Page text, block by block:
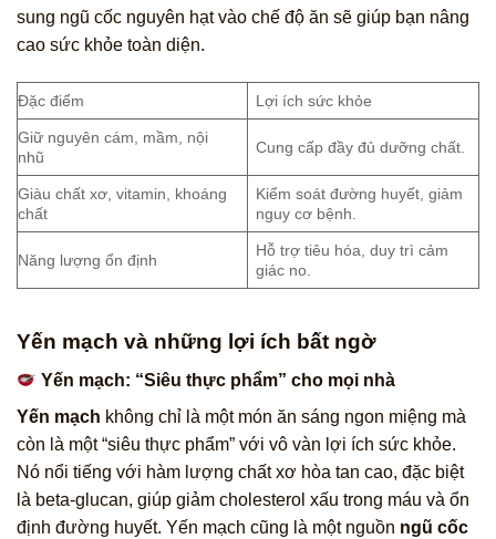
sung ngũ cốc nguyên hạt vào chế độ ăn sẽ giúp bạn nâng
cao sức khỏe toàn diện.
Đặc điểm Lợi ích sức khỏe
Giữ nguyên cám, mầm, nội
nhũ
Cung cấp đầy đủ dưỡng chất.
Giàu chất xơ, vitamin, khoáng
chất
Kiểm soát đường huyết, giảm
nguy cơ bệnh.
Năng lượng ổn định
Hỗ trợ tiêu hóa, duy trì cảm
giác no.
Yến mạch và những lợi ích bất ngờ
Yến mạch: “Siêu thực phẩm” cho mọi nhà
Yến mạch không chỉ là một món ăn sáng ngon miệng mà
còn là một “siêu thực phẩm” với vô vàn lợi ích sức khỏe.
Nó nổi tiếng với hàm lượng chất xơ hòa tan cao, đặc biệt
là beta-glucan, giúp giảm cholesterol xấu trong máu và ổn
định đường huyết. Yến mạch cũng là một nguồn ngũ cốc